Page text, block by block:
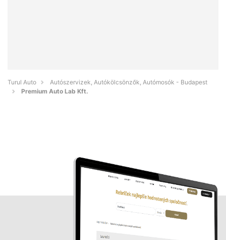
Turul Auto
Autószervizek, Autókölcsönzők, Autómosók - Budapest
Premium Auto Lab Kft.